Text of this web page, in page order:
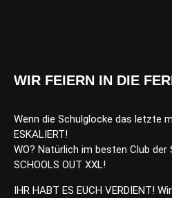
WIR FEIERN IN DIE
Wenn die Schulglocke das letzte
ESKALIERT!
WO? Natürlich im besten Club
SCHOOLS OUT XXL!
IHR HABT ES EUCH VERDIENT!